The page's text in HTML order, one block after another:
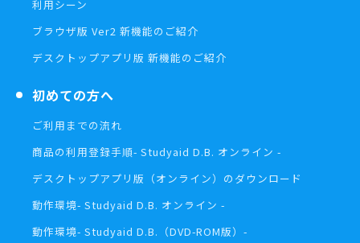
利用シーン
ブラウザ版 Ver2 新機能のご紹介
デスクトップアプリ版 新機能のご紹介
初めての方へ
ご利用までの流れ
商品の利用登録手順- Studyaid D.B. オンライン -
デスクトップアプリ版（オンライン）の ダウンロード
動作環境- Studyaid D.B. オンライン -
動作環境- Studyaid D.B.（DVD-ROM版）-